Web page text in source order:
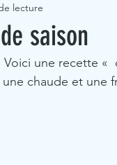
saison
lecture
une recette «
chaude et une